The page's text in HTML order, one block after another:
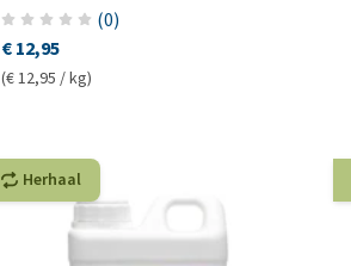
(0)
€ 12,95
(€ 12,95 / kg)
Herhaal